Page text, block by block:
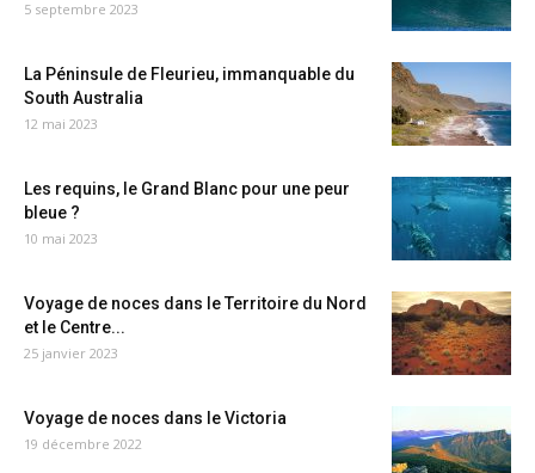
5 septembre 2023
La Péninsule de Fleurieu, immanquable du
South Australia
12 mai 2023
Les requins, le Grand Blanc pour une peur
bleue ?
10 mai 2023
Voyage de noces dans le Territoire du Nord
et le Centre...
25 janvier 2023
Voyage de noces dans le Victoria
19 décembre 2022